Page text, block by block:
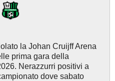
la Johan Cruijff Arena
prima gara della
Nerazzurri positivi a
dove sabato